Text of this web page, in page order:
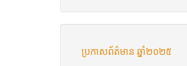
ប្រកាសព័ត៌មាន ឆ្នាំ​២០២៥